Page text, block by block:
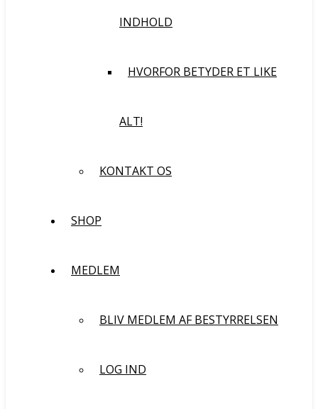
INDHOLD
HVORFOR BETYDER ET LIKE
ALT!
KONTAKT OS
SHOP
MEDLEM
BLIV MEDLEM AF BESTYRRELSEN
LOG IND